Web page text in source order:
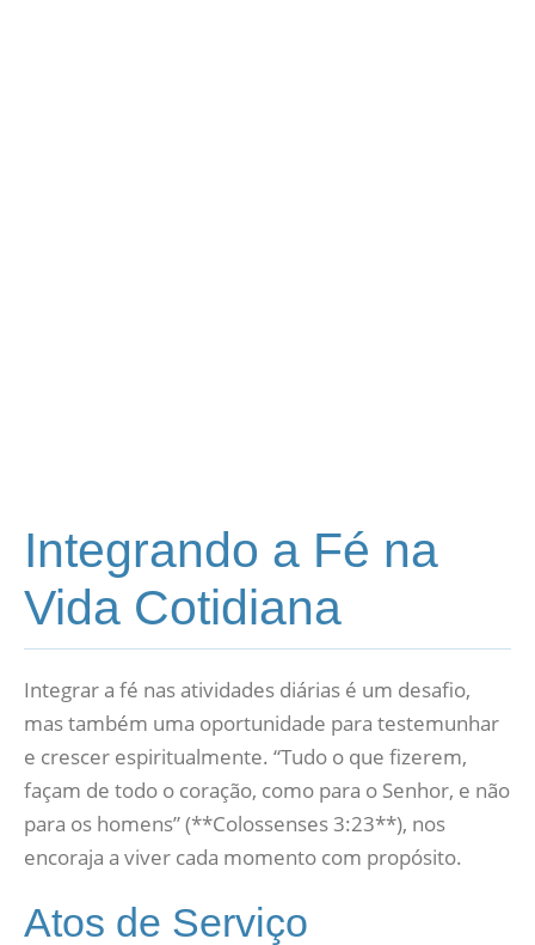
Integrando a Fé na
Vida Cotidiana
Integrar a fé nas atividades diárias é um desafio,
mas também uma oportunidade para testemunhar
e crescer espiritualmente. “Tudo o que fizerem,
façam de todo o coração, como para o Senhor, e não
para os homens” (**Colossenses 3:23**), nos
encoraja a viver cada momento com propósito.
Atos de Serviço